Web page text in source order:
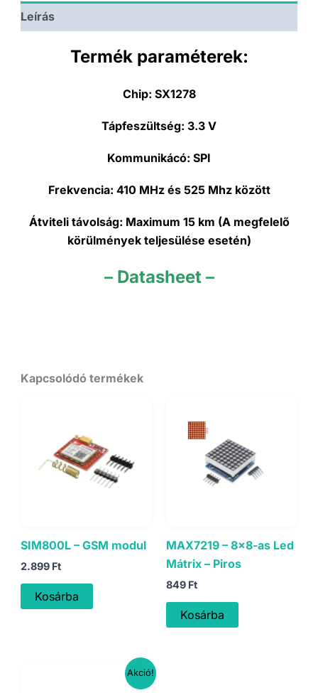
nyák
mennyiség
Leírás
Termék paraméterek:
Chip: SX1278
Tápfeszültség: 3.3 V
Kommunikácó: SPI
Frekvencia: 410 MHz és 525 Mhz között
Átviteli távolság: Maximum 15km (A megfelelő
körülmények teljesülése esetén)
– Datasheet –
Kapcsolódó termékek
SIM800L – GSM modul
2.899 Ft
Kosárba
MAX7219 – 8×8-as Led
Mátrix – Piros
849 Ft
Kosárba
Akció!